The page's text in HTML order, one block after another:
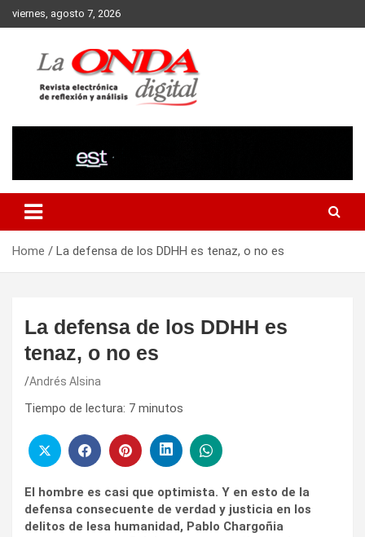
Skip
to
viernes, agosto 7, 2026
Home La defensa de los DDHH es tenaz, o no es
La defensa de los DDHH es
tenaz, o no es
Andrés Alsina
Tiempo de lectura: 7 minutos
El hombre es casi que optimista. Y en esto de la
defensa consecuente de verdad y justicia en los
delitos de lesa humanidad, Pablo Chargoñia